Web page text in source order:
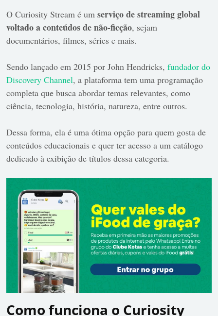
O Curiosity Stream é umserviço de streaming global
voltado a conteúdos de não-ficção, sejam
documentários, filmes, séries e mais.
Sendo lançado em 2015 por John Hendricks,fundador do
Discovery Channel, a plataforma tem uma programação
completa que busca abordar temas relevantes, como
ciência, tecnologia, história, natureza, entre outros.
Dessa forma, ela é uma ótima opção para quem gosta de
conteúdos educacionais e quer ter acesso a um catálogo
dedicado à exibição de títulos dessa categoria.
Como funciona o Curiosity